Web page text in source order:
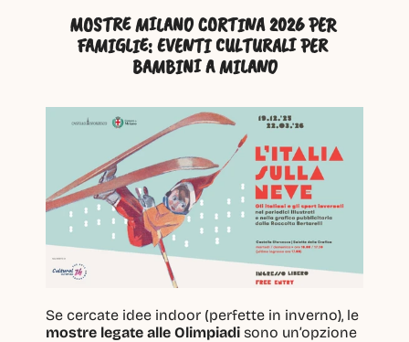
MOSTRE MILANO CORTINA 2026 PER
FAMIGLIE: EVENTI CULTURALI PER
BAMBINI A MILANO
mostre legate alle Olimpiadi sono un’opzione